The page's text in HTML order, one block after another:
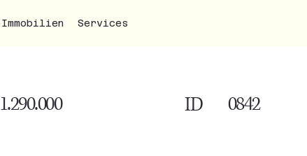
Immobilien Services
1.290.000 ID 0842